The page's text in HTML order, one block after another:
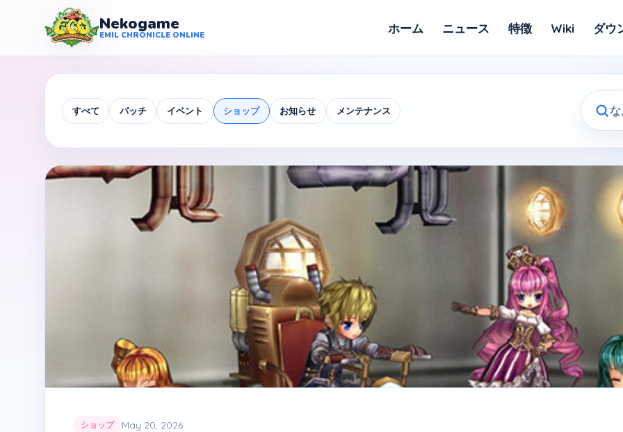
Nekogame
EMIL CHRONICLE ONLINE
Nekogame Emil Chronicle Online ホーム ニュース 特徴 Wiki ダウ
すべて パッチ イベント ショップ お知らせ メンテナンス
ショップ May 20, 2026